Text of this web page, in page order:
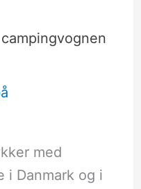
med
i Danmark og i